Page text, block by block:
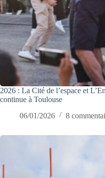
2026 : La Cité de l’espace et
continue à Toulouse
06/01/2026
8